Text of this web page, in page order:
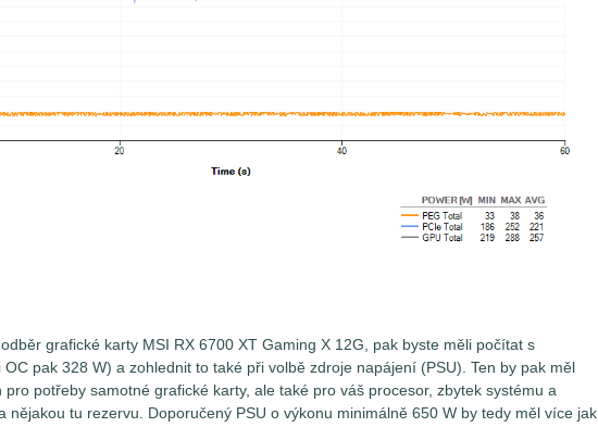
grafické karty MSI RX 6700 XT Gaming X 12G, pak byste měli počítat s
pak 328 W) a zohlednit to také při volbě zdroje napájení (PSU). Ten by pak měl
potřeby samotné grafické karty, ale také pro váš procesor, zbytek systému a
nějakou tu rezervu. Doporučený PSU o výkonu minimálně 650 W by tedy měl více jak